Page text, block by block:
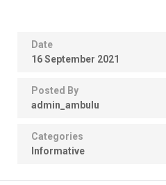
Date
16 September 2021
Posted By
admin_ambulu
Categories
Informative